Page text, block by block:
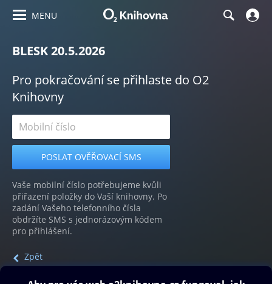
MENU
BLESK 20.5.2026
Pro pokračování se přihlaste do O2
Knihovny
Vaše mobilní číslo potřebujeme kvůli
přiřazení položky do Vaší knihovny. Po
zadání Vašeho telefonního čísla
obdržíte SMS s jednorázovým kódem
pro přihlášení.
Zpět